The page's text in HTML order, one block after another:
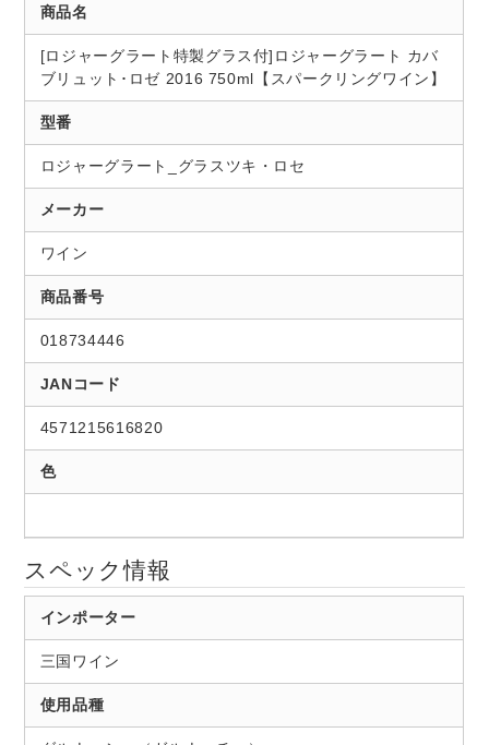
商品名
[ロジャーグラート特製グラス付]ロジャーグラート カバ
ブリュット･ロゼ 2016 750ml【スパークリングワイン】
型番
ロジャーグラート_グラスツキ・ロセ
メーカー
ワイン
商品番号
018734446
JANコード
4571215616820
色
スペック情報
インポーター
三国ワイン
使用品種